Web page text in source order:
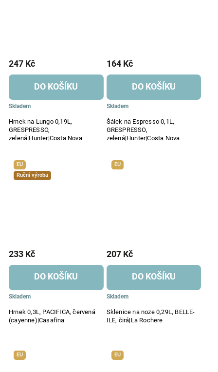
Hrnek na Lungo 0,19L,
GRESPRESSO,
zelená|Hunter|Costa Nova
Skladem
247 Kč
DO KOŠÍKU
Šálek na Espresso 0,1L,
GRESPRESSO,
zelená|Hunter|Costa Nova
Skladem
164 Kč
DO KOŠÍKU
EU
Ruční výroba
Hrnek 0,3L, PACIFICA, červená
(cayenne)|Casafina
Skladem
233 Kč
DO KOŠÍKU
EU
Sklenice na noze 0,29L, BELLE-
ILE, čirá|La Rochere
Skladem
207 Kč
DO KOŠÍKU
EU EU